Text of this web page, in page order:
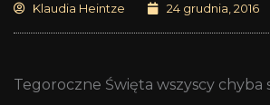
Klaudia Heintze 24 grudnia, 2016
Tegoroczne Święta wszyscy